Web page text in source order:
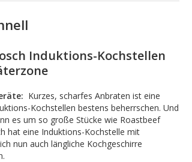
Induktions-Kochstellen
Kurzes, scharfes Anbraten ist eine
Kochstellen bestens beherrschen. Und
es um so große Stücke wie Roastbeef
hat eine Induktions-Kochstelle mit
nun auch längliche Kochgeschirre